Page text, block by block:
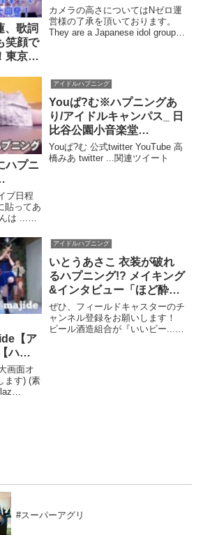
、歌詞
笑顔で
東京ド
バー
“N zero”）at 高田馬場駅前
ロータリー路上ライブ
2020年10月29日（木）
カメラの高さについてはNゼロ運
営様の了承を頂いております。
They are a Japanese idol group
ハプニ
ブ日程
貼ってあ
は ...関
アイドルハプニング
Youぱ?む※ハプニングあ
り/アイドルキャンパス_ 日
比谷公園小音楽堂
（2020.09.27）【4K】
Youぱ?む 公式twitter YouTube 高
橋みあ twitter ...関連ツイート
【ア
ハプ
っつ
画面オ
ます) (素
アイドルハプニング
いとうあさこ 衣装が破れ
るハプニング!? メイキング
&インタビュー「ほど酔?
い女子PROJECT」
ぜひ、フィールドキャスターのチ
ャンネル登録をお願いします！
ビール酒造組合が『いいビー...関
#スーパーアグリ